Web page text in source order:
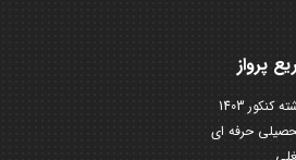
پرواز
1403
حرفه ای